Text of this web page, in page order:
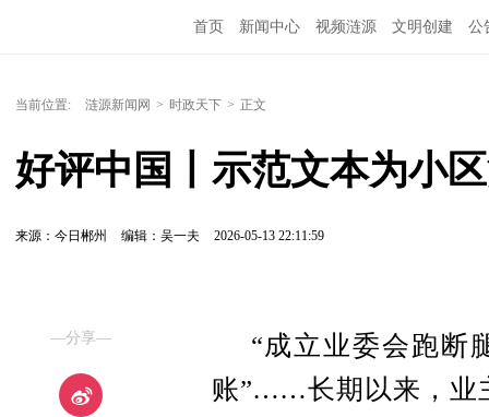
首页 新闻中心 视频涟源 文明创建 公
当前位置: 涟源新闻网 > 时政天下 > 正文
好评中国丨示范文本为小
来源：今日郴州 编辑：吴一夫 2026-05-13 22:11:59
—分享—
“成立业委会跑断
账”……长期以来，业